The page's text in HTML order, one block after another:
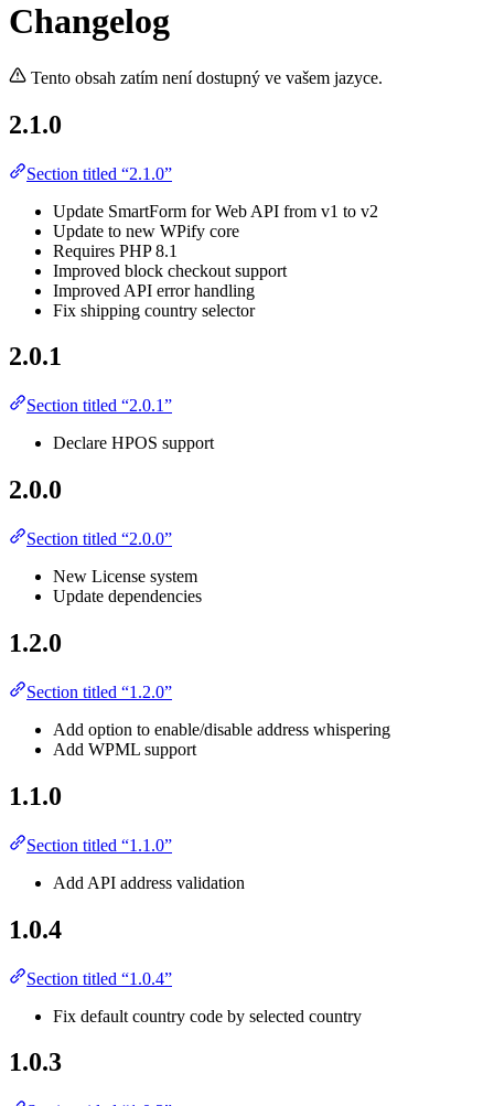
Changelog
Tento obsah zatím není dostupný ve vašem jazyce.
2.1.0
Section titled “2.1.0”
Update SmartForm for Web API from v1 to v2
Update to new WPify core
Requires PHP 8.1
Improved block checkout support
Improved API error handling
Fix shipping country selector
2.0.1
Section titled “2.0.1”
Declare HPOS support
2.0.0
Section titled “2.0.0”
New License system
Update dependencies
1.2.0
Section titled “1.2.0”
Add option to enable/disable address whispering
Add WPML support
1.1.0
Section titled “1.1.0”
Add API address validation
1.0.4
Section titled “1.0.4”
Fix default country code by selected country
1.0.3